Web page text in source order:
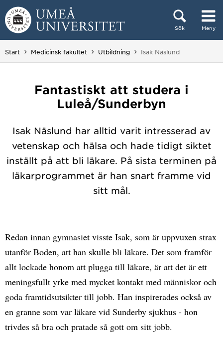
Hoppa direkt till innehållet
Sök Meny
Huvudmenyn dold.
Start Medicinsk fakultet Utbildning Du är här:
Isak Näslund
Fantastiskt att studera i
Luleå/Sunderbyn
Isak Näslund har alltid varit intresserad av
vetenskap och hälsa och hade tidigt siktet
inställt på att bli läkare. På sista terminen på
läkarprogrammet är han snart framme vid
sitt mål.
Redan innan gymnasiet visste Isak, som är uppvuxen strax
utanför Boden, att han skulle bli läkare. Det som framför
allt lockade honom att plugga till läkare, är att det är ett
meningsfullt yrke med mycket kontakt med människor och
goda framtidsutsikter till jobb. Han inspirerades också av
en granne som var läkare vid Sunderby sjukhus - hon
trivdes så bra och pratade så gott om sitt jobb.